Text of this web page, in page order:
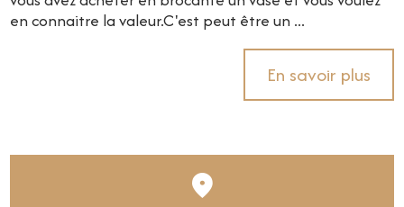
en connaitre la valeur.C'est peut être un ...
En savoir plus